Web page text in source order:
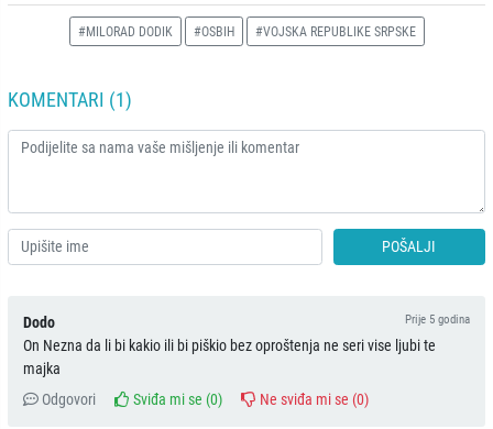
#MILORAD DODIK #OSBIH #VOJSKA REPUBLIKE SRPSKE
KOMENTARI (1)
POŠALJI
Dodo Prije 5 godina
On Nezna da li bi kakio ili bi piškio bez oproštenja ne seri vise ljubi te
majka
Odgovori
Sviđa mi se (0) Ne sviđa mi se (0)